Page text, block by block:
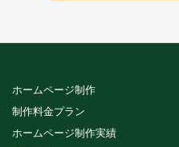
ホームページ制作
制作料金プラン
ホームページ制作実績